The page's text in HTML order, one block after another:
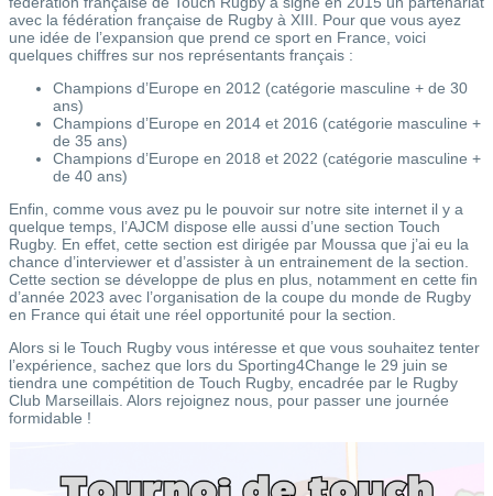
avec la fédération française de Rugby à XIII. Pour que vous ayez
une idée de l’expansion que prend ce sport en France, voici
quelques chiffres sur nos représentants français :
Champions d’Europe en 2012 (catégorie masculine + de 30
ans)
Champions d’Europe en 2014 et 2016 (catégorie masculine +
de 35 ans)
Champions d’Europe en 2018 et 2022 (catégorie masculine +
de 40 ans)
Enfin, comme vous avez pu le pouvoir sur notre site internet il y a
quelque temps, l’AJCM dispose elle aussi d’une section Touch
Rugby. En effet, cette section est dirigée par Moussa que j’ai eu la
chance d’interviewer et d’assister à un entrainement de la section.
Cette section se développe de plus en plus, notamment en cette fin
d’année 2023 avec l’organisation de la coupe du monde de Rugby
en France qui était une réel opportunité pour la section.
Alors si le Touch Rugby vous intéresse et que vous souhaitez tenter
l’expérience, sachez que lors du Sporting4Change le 29 juin se
tiendra une compétition de Touch Rugby, encadrée par le Rugby
Club Marseillais. Alors rejoignez nous, pour passer une journée
formidable !